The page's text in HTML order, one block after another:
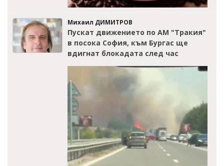
Михаил ДИМИТРОВ
Пускат движението по АМ "Тракия"
в посока София, към Бургас ще
вдигнат блокадата след час